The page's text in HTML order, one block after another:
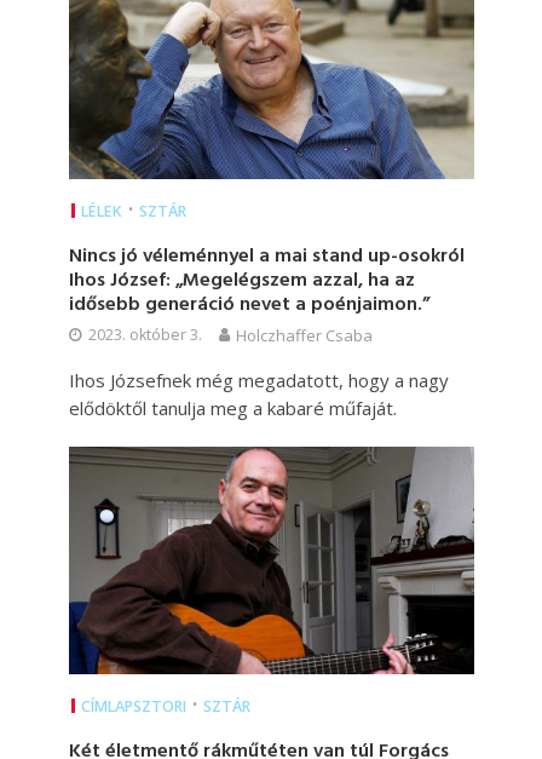
LÉLEK • SZTÁR
Nincs jó véleménnyel a mai stand up-osokról
Ihos József: „Megelégszem azzal, ha az
idősebb generáció nevet a poénjaimon.”
2023. október 3. Holczhaffer Csaba
Ihos Józsefnek még megadatott, hogy a nagy
elődöktől tanulja meg a kabaré műfaját.
CÍMLAPSZTORI • SZTÁR
Két életmentő rákműtéten van túl Forgács